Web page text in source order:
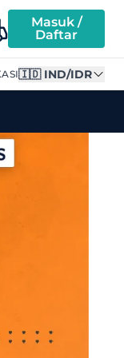
Masuk /
Daftar
🇮🇩 IND/IDR